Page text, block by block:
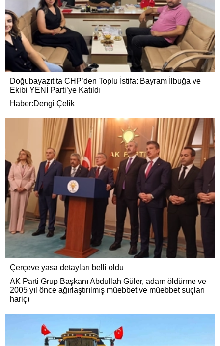
Doğubayazıt’ta CHP’den Toplu İstifa: Bayram İlbuğa ve
Ekibi YENİ Parti’ye Katıldı
Haber:Dengi Çelik
Çerçeve yasa detayları belli oldu
AK Parti Grup Başkanı Abdullah Güler, adam öldürme ve
2005 yıl önce ağırlaştırılmış müebbet ve müebbet suçları
hariç)